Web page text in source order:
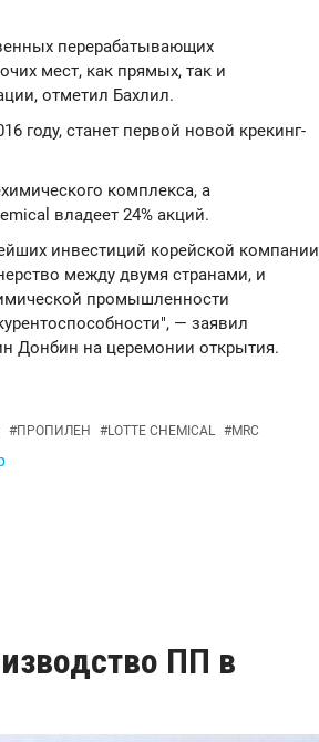
перерабатывающих
мест, как прямых, так и
отметил Бахлил.
году, станет первой новой крекинг-
комплекса, а
владеет 24% акций.
инвестиций корейской компании
между двумя странами, и
промышленности
— заявил
Донбин на церемонии открытия.
#ПРОПИЛЕН #LOTTE CHEMICAL #MRC
ПП в